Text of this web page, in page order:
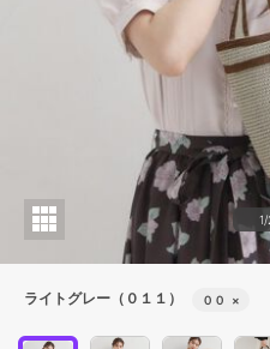
1/
ライトグレー（０１１） ００ ×